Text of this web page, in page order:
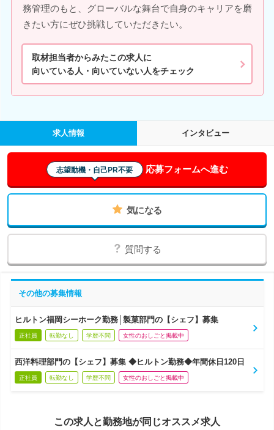
務管理のもと、グローバルな舞台で自身のキャリアを磨
きたい方にぜひ挑戦していただきたい。
取材担当者からみたこの求人に
向いている人・向いていない人をチェック
求人情報 インタビュー
志望動機・自己PR不要 応募フォームへ進む
気になる
質問する
その他の募集情報
ヒルトン福岡シーホーク勤務│製菓部門の【シェフ】募集
正社員 転勤なし 学歴不問 女性のおしごと掲載中
西洋料理部門の【シェフ】募集 ◆ヒルトン勤務◆年間休日120日
正社員 転勤なし 学歴不問 女性のおしごと掲載中
この求人と勤務地が同じオススメ求人